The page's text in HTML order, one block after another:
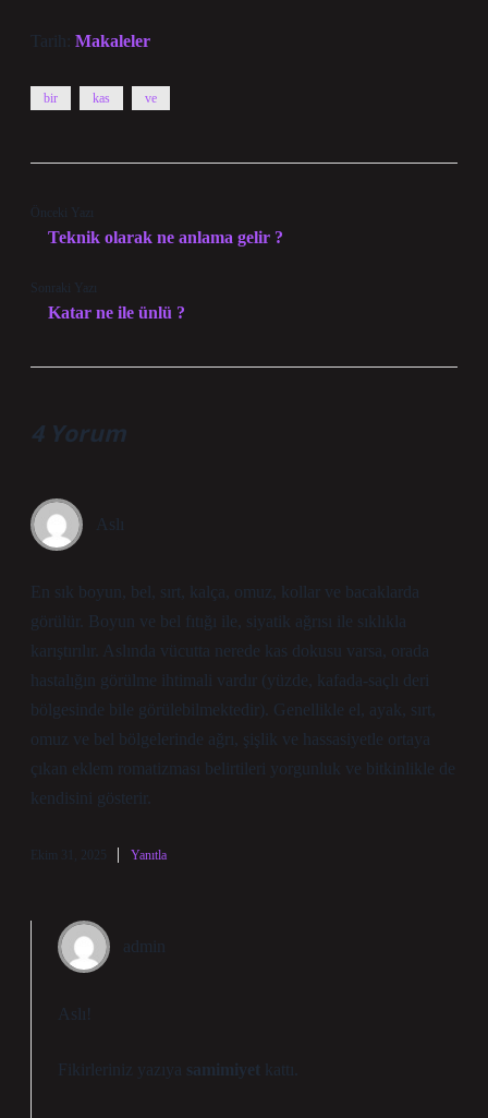
Tarih: Makaleler
bir kas ve
Önceki Yazı
Teknik olarak ne anlama gelir ?
Sonraki Yazı
Katar ne ile ünlü ?
4 Yorum
Aslı
En sık boyun, bel, sırt, kalça, omuz, kollar ve bacaklarda
görülür. Boyun ve bel fıtığı ile, siyatik ağrısı ile sıklıkla
karıştırılır. Aslında vücutta nerede kas dokusu varsa, orada
hastalığın görülme ihtimali vardır (yüzde, kafada-saçlı deri
bölgesinde bile görülebilmektedir). Genellikle el, ayak, sırt,
omuz ve bel bölgelerinde ağrı, şişlik ve hassasiyetle ortaya
çıkan eklem romatizması belirtileri yorgunluk ve bitkinlikle de
kendisini gösterir.
Ekim 31, 2025 Yanıtla
admin
Aslı!
Fikirleriniz yazıya samimiyet kattı.